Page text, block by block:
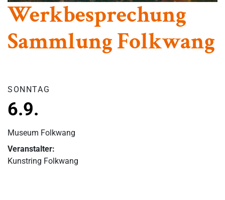
Werkbesprechung
Sammlung Folkwang
SONNTAG
6.9.
Museum Folkwang
Veranstalter:
Kunstring Folkwang